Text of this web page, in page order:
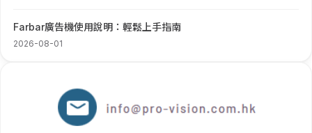
Farbar廣告機使用說明：輕鬆上手指南
2026-08-01